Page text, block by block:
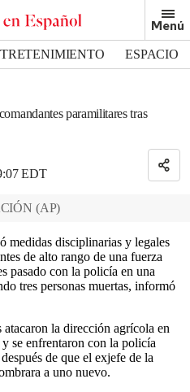
Menú
ESPACIO
paramilitares tras
EDT
(AP)
medidas disciplinarias y legales
de alto rango de una fuerza
pasado con la policía en una
tres personas muertas, informó
la dirección agrícola en
se enfrentaron con la policía
de que el exjefe de la
a uno nuevo.